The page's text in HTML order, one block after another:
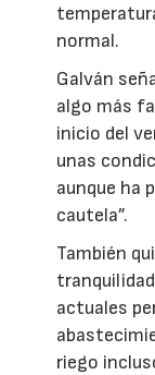
normal.
Galván
algo más
inicio del
unas
aunque ha
cautela”.
También
actuales
riego